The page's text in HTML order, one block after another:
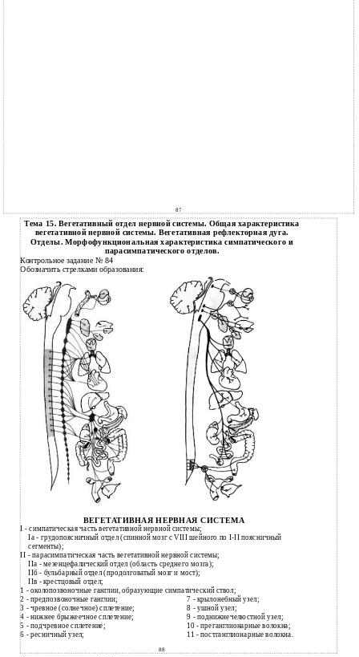
87
Тема 15. Вегетативный отдел нервной системы. Общая характеристика
вегетативной нервной системы. Вегетативная рефлекторная дуга.
Отделы. Морфофункциональная характеристика симпатического и
парасимпатического отделов.
Контрольное задание № 84
Обозначить стрелками образования:
ВЕГЕТАТИВНАЯ НЕРВНАЯ СИСТЕМА
I - симпатическая часть вегетативной нервной системы;
Iа - грудопоясничный отдел (спинной мозг с VIII шейного по I-II поясничный
сегменты);
II - парасимпатическая часть вегетативной нервной системы;
IIа - мезенцефалический отдел (область среднего мозга);
IIб - бульбарный отдел (продолговатый мозг и мост);
IIв - крестцовый отдел;
1 - околопозвоночные ганглии, образующие симпатический ствол;
2 - предпозвоночные ганглии; 7 - крылонебный узел;
3 - чревное (солнечное) сплетение; 8 - ушной узел;
4 - нижнее брыжеечное сплетение; 9 - поднижнечелюстной узел;
5 - подчревное сплетение; 10- преганглионарные волокна;
6 - ресничный узел; 11 - постганглионарные волокна.
88